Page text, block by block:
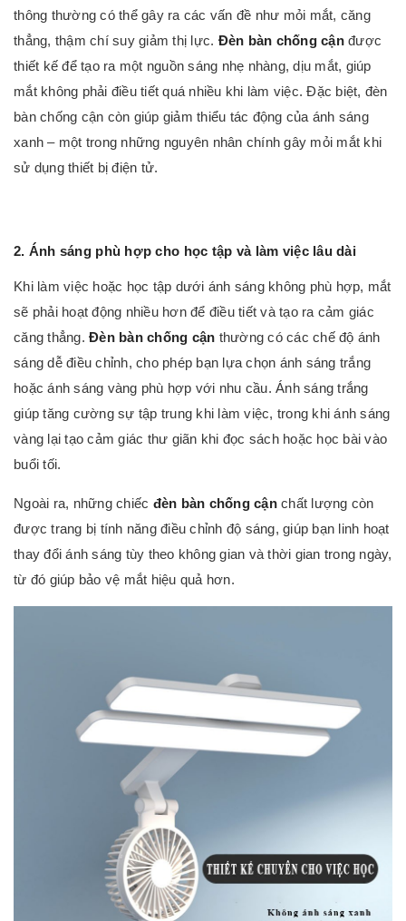
thông thường có thể gây ra các vấn đề như mỏi mắt, căng
thẳng, thậm chí suy giảm thị lực. Đèn bàn chống cận được
thiết kế để tạo ra một nguồn sáng nhẹ nhàng, dịu mắt, giúp
mắt không phải điều tiết quá nhiều khi làm việc. Đặc biệt, đèn
bàn chống cận còn giúp giảm thiểu tác động của ánh sáng
xanh – một trong những nguyên nhân chính gây mỏi mắt khi
sử dụng thiết bị điện tử.
2. Ánh sáng phù hợp cho học tập và làm việc lâu dài
Khi làm việc hoặc học tập dưới ánh sáng không phù hợp, mắt
sẽ phải hoạt động nhiều hơn để điều tiết và tạo ra cảm giác
căng thẳng. Đèn bàn chống cận thường có các chế độ ánh
sáng dễ điều chỉnh, cho phép bạn lựa chọn ánh sáng trắng
hoặc ánh sáng vàng phù hợp với nhu cầu. Ánh sáng trắng
giúp tăng cường sự tập trung khi làm việc, trong khi ánh sáng
vàng lại tạo cảm giác thư giãn khi đọc sách hoặc học bài vào
buổi tối.
Ngoài ra, những chiếc đèn bàn chống cận chất lượng còn
được trang bị tính năng điều chỉnh độ sáng, giúp bạn linh hoạt
thay đổi ánh sáng tùy theo không gian và thời gian trong ngày,
từ đó giúp bảo vệ mắt hiệu quả hơn.